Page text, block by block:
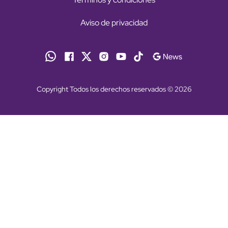
Aviso de privacidad
Copyright Todos los derechos reservados © 2026